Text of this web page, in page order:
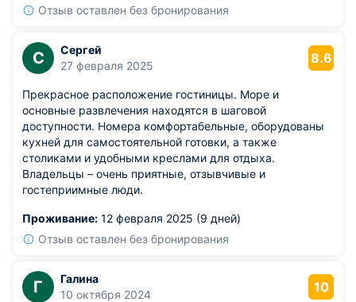
Отзыв оставлен без бронирования
С
Сергей
27 февраля 2025
8.6
Прекрасное расположение гостиницы. Море и
основные развлечения находятся в шаговой
доступности. Номера комфортабельные, оборудованы
кухней для самостоятельной готовки, а также
столиками и удобными креслами для отдыха.
Владельцы – очень приятные, отзывчивые и
гостеприимные люди.
Проживание: 12 февраля 2025 (9 дней)
Отзыв оставлен без бронирования
Г
Галина
10 октября 2024
10